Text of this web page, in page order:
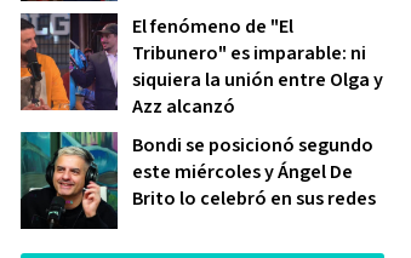
El fenómeno de "El
Tribunero" es imparable: ni
siquiera la unión entre Olga y
Azz alcanzó
Bondi se posicionó segundo
este miércoles y Ángel De
Brito lo celebró en sus redes